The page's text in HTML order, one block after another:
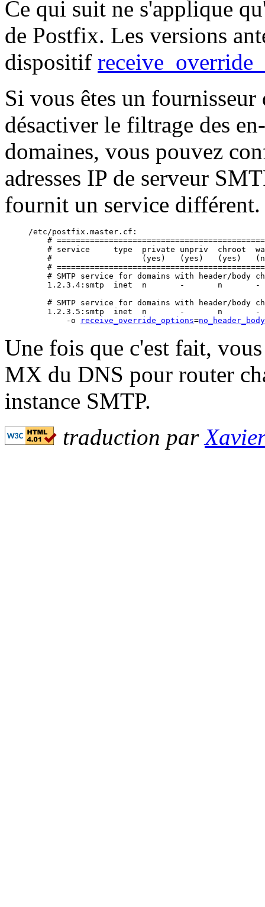
Ce qui suit ne s'applique
de Postfix. Les versions
dispositif
Si vous êtes un
désactiver le filtrage des
domaines, vous pouvez
adresses IP de serveur
fournit un service différent.
/etc/postfix.master.cf:
#
# service     type  private unpriv  chroot
#                   (yes)   (yes)   (yes)
#
# SMTP service for domains with header/body
1.2.3.4:smtp  inet  n       -       n       -
# SMTP service for domains with header/body
1.2.3.5:smtp  inet  n       -       n       -
        -o
receive_override_options=
Une fois que c'est fait,
MX du DNS pour router
instance SMTP.
traduction par